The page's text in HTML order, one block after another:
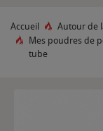
Accueil Autour de
Mes poudres de
tube